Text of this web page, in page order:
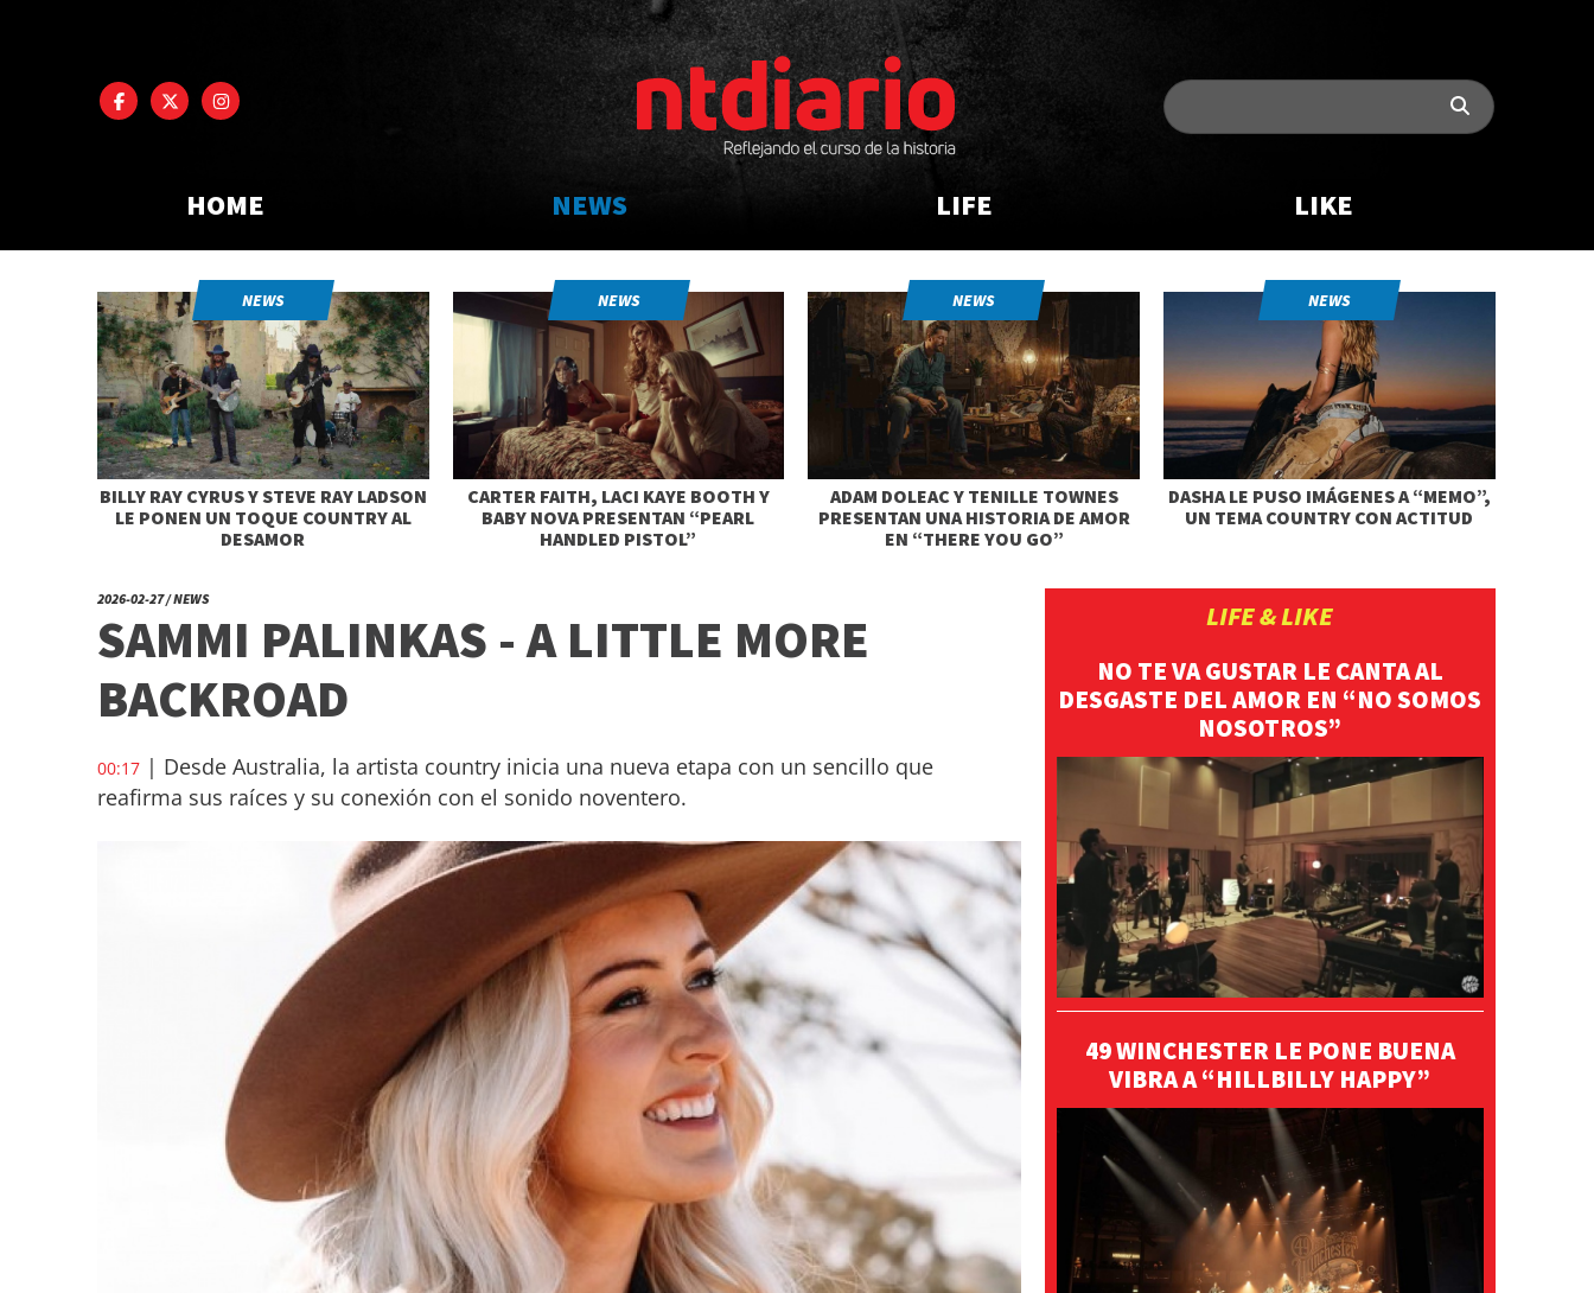
HOME NEWS LIFE LIKE
NEWS
BILLY RAY CYRUS Y STEVE RAY LADSON
LE PONEN UN TOQUE COUNTRY AL
DESAMOR
NEWS
CARTER FAITH, LACI KAYE BOOTH Y
BABY NOVA PRESENTAN “PEARL
HANDLED PISTOL”
NEWS
ADAM DOLEAC Y TENILLE TOWNES
PRESENTAN UNA HISTORIA DE AMOR
EN “THERE YOU GO”
NEWS
DASHA LE PUSO IMÁGENES A “MEMO”,
UN TEMA COUNTRY CON ACTITUD
2026-02-27 / NEWS
SAMMI PALINKAS - A LITTLE MORE
BACKROAD
00:17 | Desde Australia, la artista country inicia una nueva etapa con un sencillo que
reafirma sus raíces y su conexión con el sonido noventero.
LIFE & LIKE
NO TE VA GUSTAR LE CANTA AL
DESGASTE DEL AMOR EN “NO SOMOS
NOSOTROS”
49 WINCHESTER LE PONE BUENA
VIBRA A “HILLBILLY HAPPY”